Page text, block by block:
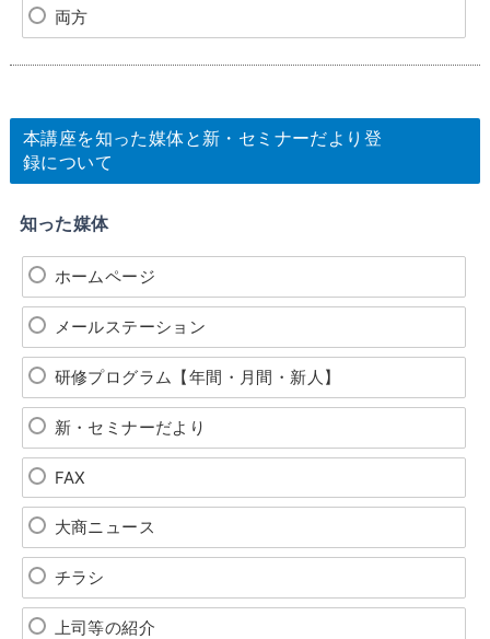
両方
本講座を知った媒体と新・セミナーだより登
録について
知った媒体
ホームページ
メールステーション
研修プログラム【年間・月間・新人】
新・セミナーだより
FAX
大商ニュース
チラシ
上司等の紹介